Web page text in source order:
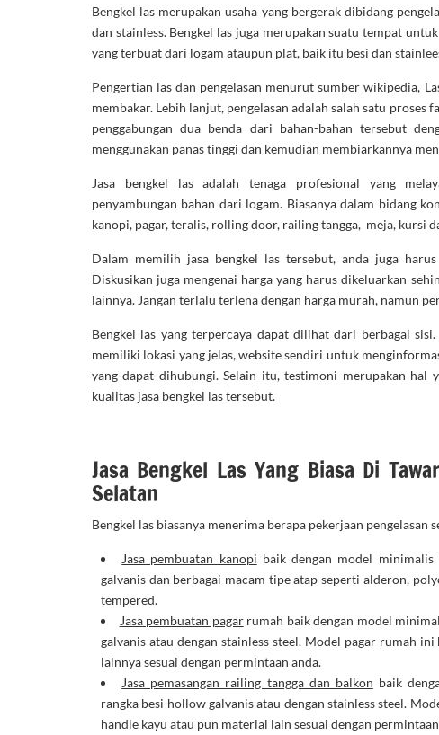
Bengkel las merupakan usaha yang bergerak dibidang
dan stainless. Bengkel las juga merupakan suatu tempat
yang terbuat dari logam ataupun plat, baik itu besi dan
Pengertian las dan pengelasan menurut sumberwikipedia,
membakar. Lebih lanjut, pengelasan adalah salah satu
penggabungan dua benda dari bahan-bahan tersebut
menggunakan panas tinggi dan kemudian membiarkannya
Jasa bengkel las adalah tenaga profesional yang
penyambungan bahan dari logam. Biasanya dalam bidang
kanopi, pagar, teralis, rolling door, railing tangga, meja, kursi
Dalam memilih jasa bengkel las tersebut, anda juga
Diskusikan juga mengenai harga yang harus dikeluarkan
lainnya. Jangan terlalu terlena dengan harga murah, namun
Bengkel las yang terpercaya dapat dilihat dari berbagai
memiliki lokasi yang jelas, website sendiri untuk
yang dapat dihubungi. Selain itu, testimoni merupakan hal
kualitas jasa bengkel las tersebut.
Jasa Bengkel Las Yang Biasa Di
Selatan
Bengkel las biasanya menerima berapa pekerjaan pengelasan
Jasa pembuatan kanopi baik dengan model
galvanis dan berbagai macam tipe atap seperti alderon,
tempered.
Jasa pembuatan pagarrumah baik dengan model
galvanis atau dengan stainless steel. Model pagar rumah
lainnya sesuai dengan permintaan anda.
Jasa pemasangan railing tangga dan balkon baik
rangka besi hollow galvanis atau dengan stainless steel.
handle kayu atau pun material lain sesuai dengan